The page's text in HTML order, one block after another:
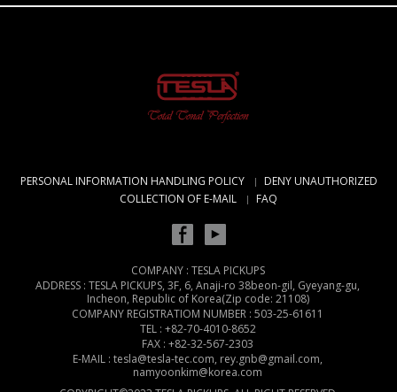
PERSONAL INFORMATION HANDLING POLICY
DENY UNAUTHORIZED
COLLECTION OF E-MAIL
FAQ
COMPANY : TESLA PICKUPS
ADDRESS : TESLA PICKUPS, 3F, 6, Anaji-ro 38beon-gil, Gyeyang-gu,
Incheon, Republic of Korea(Zip code: 21108)
COMPANY REGISTRATIOM NUMBER : 503-25-61611
TEL : +82-70-4010-8652
FAX : +82-32-567-2303
E-MAIL : tesla@tesla-tec.com, rey.gnb@gmail.com,
namyoonkim@korea.com